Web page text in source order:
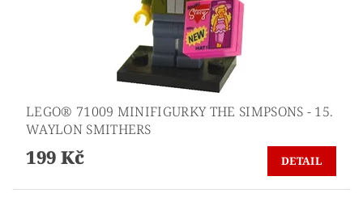
LEGO® 71009 MINIFIGURKY THE SIMPSONS - 15.
WAYLON SMITHERS
199 Kč DETAIL